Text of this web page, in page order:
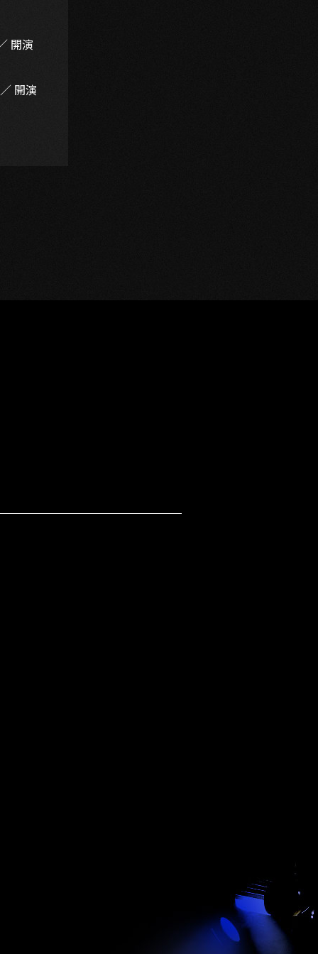
開演
開演